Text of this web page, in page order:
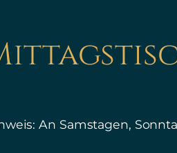
An Samstagen,